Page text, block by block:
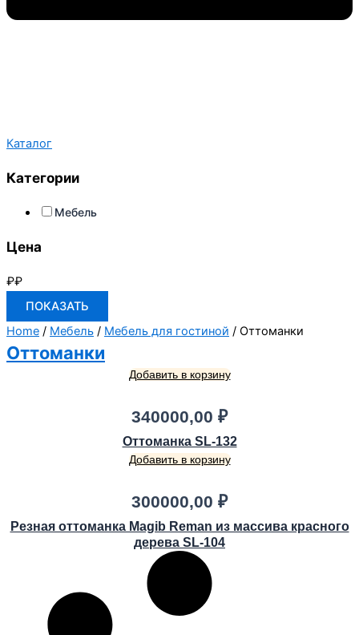
Каталог
Категории
Мебель
Цена
₽₽
ПОКАЗАТЬ
Home / Мебель / Мебель для гостиной / Оттоманки
Оттоманки
Добавить в корзину
340000,00 ₽
Оттоманка SL-132
Добавить в корзину
300000,00 ₽
Резная оттоманка Magib Reman из массива красного
дерева SL-104